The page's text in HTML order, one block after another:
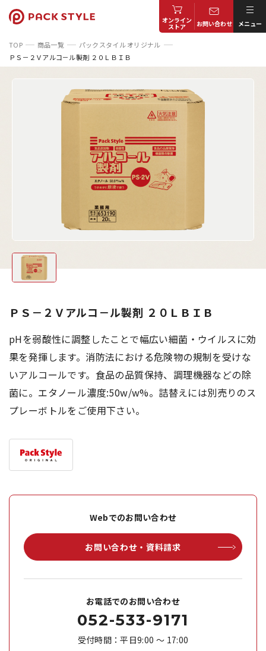
オンライン
ストア お問い合わせ メニュー
TOP 商品一覧
パックスタイル オリジナル
ＰＳ－２Ｖアルコ－ル製剤 ２０ＬＢＩＢ
ＰＳ－２Ｖアルコ－ル製剤 ２０ＬＢＩＢ
pHを弱酸性に調整したことで幅広い細菌・ウイルスに効
果を発揮します。消防法における危険物の規制を受けな
いアルコールです。食品の品質保持、調理機器などの除
菌に。エタノール濃度:50w/w%。詰替えには別売りのス
プレーボトルをご使用下さい。
Webでのお問い合わせ
お問い合わせ・資料請求
お電話でのお問い合わせ
052-533-9171
受付時間：平日9:00 ～ 17:00